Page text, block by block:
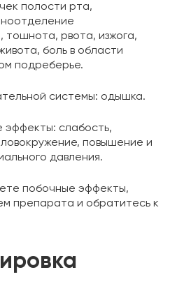
полости рта,
тошнота, рвота, изжога,
боль в области
подреберье.
системы: одышка.
эффекты: слабость,
повышение и
давления.
побочные эффекты,
препарата и обратитесь к